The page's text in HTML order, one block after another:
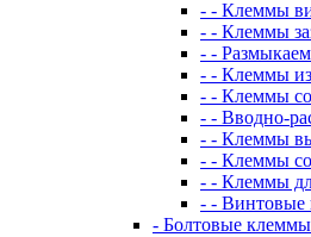
- - Клеммы
- - Клеммы
- -
- - Клеммы
- - Клеммы
- - Вводно-
- - Клеммы
- - Клеммы
- - Клеммы
- - Винтовые
- Болтовые